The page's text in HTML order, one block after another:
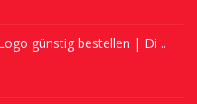
günstig bestellen | Di ..